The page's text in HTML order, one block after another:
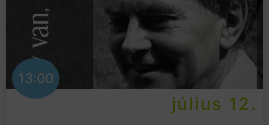
13:00
július 12.